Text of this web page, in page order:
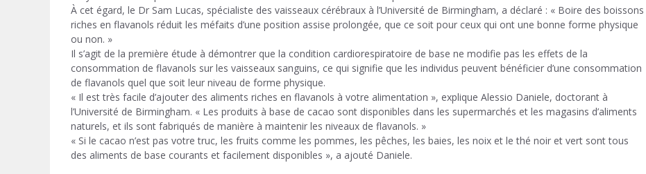
À cet égard, le Dr Sam Lucas, spécialiste des vaisseaux cérébraux à l’Université de Birmingham, a déclaré : « Boire des boissons
riches en flavanols réduit les méfaits d’une position assise prolongée, que ce soit pour ceux qui ont une bonne forme physique
ou non. »
Il s’agit de la première étude à démontrer que la condition cardiorespiratoire de base ne modifie pas les effets de la
consommation de flavanols sur les vaisseaux sanguins, ce qui signifie que les individus peuvent bénéficier d’une consommation
de flavanols quel que soit leur niveau de forme physique.
« Il est très facile d’ajouter des aliments riches en flavanols à votre alimentation », explique Alessio Daniele, doctorant à
l’Université de Birmingham. « Les produits à base de cacao sont disponibles dans les supermarchés et les magasins d’aliments
naturels, et ils sont fabriqués de manière à maintenir les niveaux de flavanols. »
« Si le cacao n’est pas votre truc, les fruits comme les pommes, les pêches, les baies, les noix et le thé noir et vert sont tous
des aliments de base courants et facilement disponibles », a ajouté Daniele.